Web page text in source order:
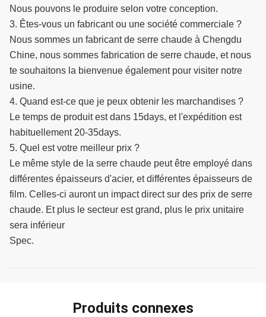
Nous pouvons le produire selon votre conception.
3. Êtes-vous un fabricant ou une société commerciale ?
Nous sommes un fabricant de serre chaude à Chengdu
Chine, nous sommes fabrication de serre chaude, et nous
te souhaitons la bienvenue également pour visiter notre
usine.
4. Quand est-ce que je peux obtenir les marchandises ?
Le temps de produit est dans 15days, et l'expédition est
habituellement 20-35days.
5. Quel est votre meilleur prix ?
Le même style de la serre chaude peut être employé dans
différentes épaisseurs d'acier, et différentes épaisseurs de
film. Celles-ci auront un impact direct sur des prix de serre
chaude. Et plus le secteur est grand, plus le prix unitaire
sera inférieur
Spec.
Produits connexes